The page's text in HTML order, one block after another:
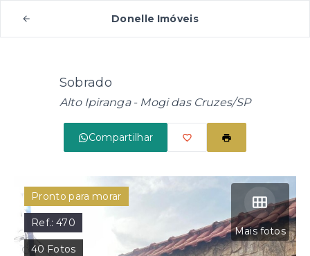
Donelle Imóveis
Sobrado
Alto Ipiranga - Mogi das Cruzes/SP
Compartilhar
Mais fotos
Pronto para morar
Ref.:470
40 Fotos